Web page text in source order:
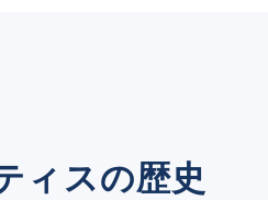
ィスの歴史